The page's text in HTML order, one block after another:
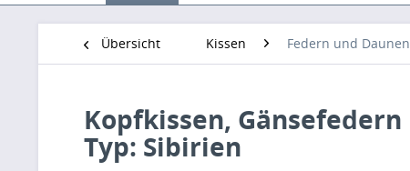
Übersicht Kissen Federn und Daunen
Kopfkissen,
Typ: Sibirien